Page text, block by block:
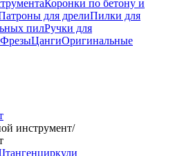
Коронки по бетону и
для дрелиПилки для
пилРучки для
ФрезыЦангиОригинальные
инструмент/